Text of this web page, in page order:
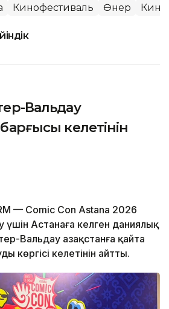
Кинофестиваль Өнер Кино
Вальдау
келетінін
— Comic Con Astana 2026
үшін Астанаға келген даниялық
Вальдау Қазақстанға қайта
көргісі келетінін айтты.